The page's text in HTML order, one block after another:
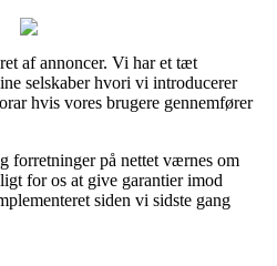
af annoncer. Vi har et tæt
selskaber hvori vi introducerer
hvis vores brugere gennemfører
forretninger på nettet værnes om
for os at give garantier imod
siden vi sidste gang